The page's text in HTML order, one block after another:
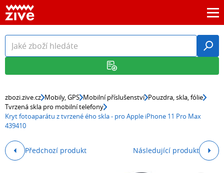
zbozi.zive.cz Mobily, GPS Mobilní příslušenství Pouzdra, skla, fólie
Tvrzená skla pro mobilní telefony
Kryt fotoaparátu z tvrzené ého skla - pro Apple iPhone 11 Pro Max
439410
Předchozí produkt Následující produkt